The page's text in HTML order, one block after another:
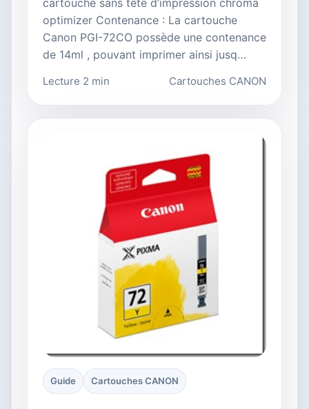
cartouche sans tête d’impression chroma
optimizer Contenance : La cartouche
Canon PGI-72CO possède une contenance
de 14ml , pouvant imprimer ainsi jusq…
Lecture 2 min Cartouches CANON
Guide Cartouches CANON